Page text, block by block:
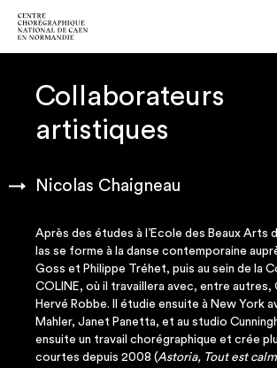
Collaborateurs
artistiques
Nicolas Chaigneau
Après des études à l’Ecole des Beaux Arts
las se forme à la danse contem­po­raine
Goss et Phi­lippe Tré­het, puis au sein de la
COLINE, où il tra­vaille­ra avec, entre
Her­vé Robbe. Il étu­die ensuite à New York
Mah­ler, Janet Panet­ta, et au stu­dio
ensuite un tra­vail cho­ré­gra­phique et crée
courtes depuis 2008 (Asto­ria, Tout est